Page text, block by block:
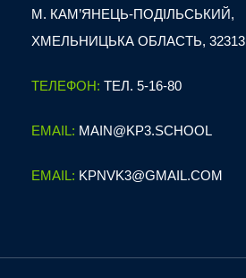
М. КАМ’ЯНЕЦЬ-ПОДІЛЬСЬКИЙ,
ХМЕЛЬНИЦЬКА ОБЛАСТЬ, 32313
ТЕЛЕФОН: ТЕЛ. 5-16-80
EMAIL: MAIN@KP3.SCHOOL
EMAIL: KPNVK3@GMAIL.COM